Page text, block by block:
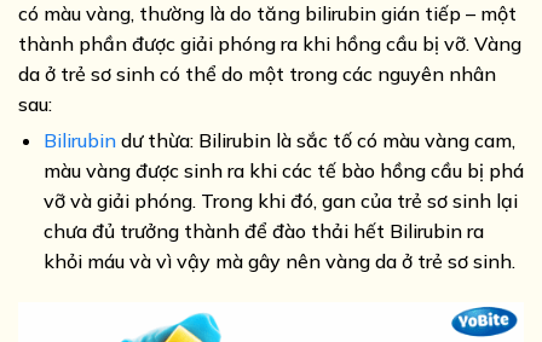
có màu vàng, thường là do tăng bilirubin gián tiếp – một
thành phần được giải phóng ra khi hồng cầu bị vỡ. Vàng
da ở trẻ sơ sinh có thể do một trong các nguyên nhân
sau:
Bilirubin dư thừa: Bilirubin là sắc tố có màu vàng cam,
màu vàng được sinh ra khi các tế bào hồng cầu bị phá
vỡ và giải phóng. Trong khi đó, gan của trẻ sơ sinh lại
chưa đủ trưởng thành để đào thải hết Bilirubin ra
khỏi máu và vì vậy mà gây nên vàng da ở trẻ sơ sinh.